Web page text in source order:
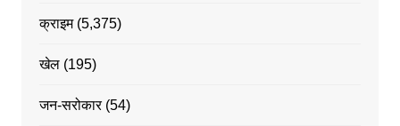
क्राइम(5,375)
खेल(195)
जन-सरोकार(54)